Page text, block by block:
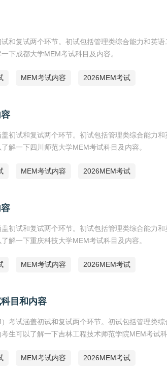
和复试两个环节。初试包括管理类综合能力和英
下成都大学MEM考试科目及内容。
MEM考试内容 2026MEM考试
初试和复试两个环节。初试包括管理类综合能力
解一下四川师范大学MEM考试科目及内容。
MEM考试内容 2026MEM考试
初试和复试两个环节。初试包括管理类综合能力
解一下重庆科技大学MEM考试科目及内容。
MEM考试内容 2026MEM考试
目和内容
考试涵盖初试和复试两个环节。初试包括管理类综
生可以了解一下吉林工程技术师范学院MEM考试科
MEM考试内容 2026MEM考试